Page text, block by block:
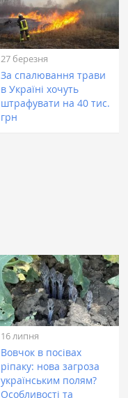
27 березня
За спалювання трави
в Україні хочуть
штрафувати на 40 тис.
грн
16 липня
Вовчок в посівах
ріпаку: нова загроза
українським полям?
Особливості та